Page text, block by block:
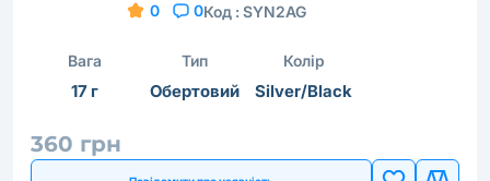
0 0Код : SYN2AG
Вага
17 г
Тип
Обертовий
Колір
Silver/Black
360 грн